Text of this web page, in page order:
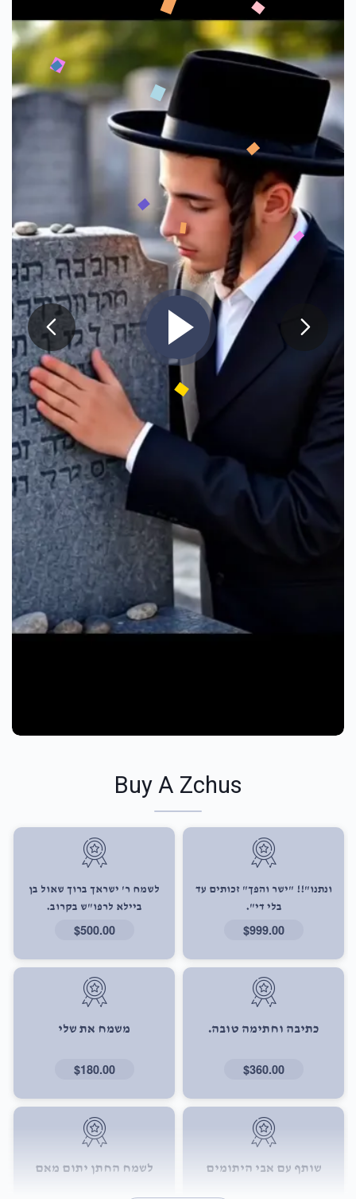
Buy A Zchus
ונתנו"!! "ישר והפך" זכותים עד
בלי די".
$999.00
לשמח ר' ישראך ברוך שאול בן
ביילא לרפו"ש בקרוב.
$500.00
כתיבה וחתימה טובה.
$360.00
משמח את שלי
$180.00
שותף עם אבי היתומים לשמח החתן יתום מאם